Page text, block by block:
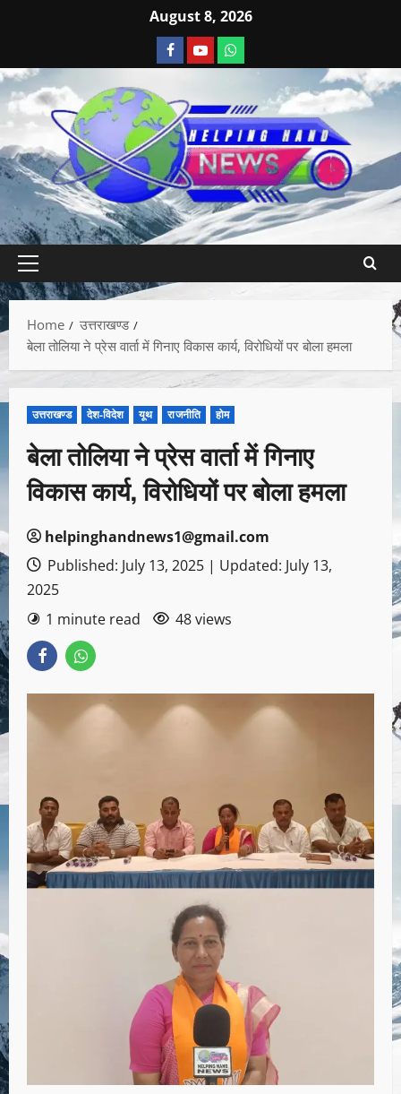
August 8, 2026
Home
उत्तराखण्ड
बेला तोलिया ने प्रेस वार्ता में गिनाए विकास कार्य, विरोधियों पर बोला हमला
उत्तराखण्ड देश-विदेश यूथ राजनीति होम
बेला तोलिया ने प्रेस वार्ता में गिनाए
विकास कार्य, विरोधियों पर बोला हमला
helpinghandnews1@gmail.com
Published: July 13, 2025 | Updated: July 13,
2025
1 minute read
48 views